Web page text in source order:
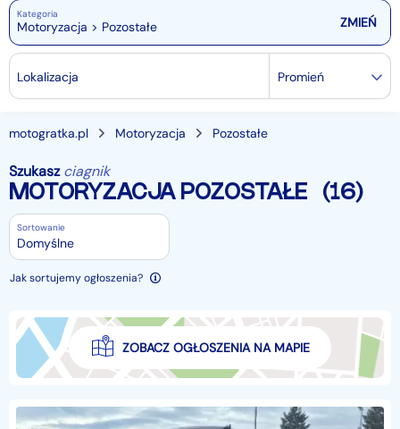
Kategoria
Motoryzacja > Pozostałe
Lokalizacja Promień
motogratka.pl Motoryzacja Pozostałe
Szukasz ciagnik
MOTORYZACJA POZOSTAŁE (16)
Sortowanie
Domyślne
Jak sortujemy ogłoszenia?
ZOBACZ OGŁOSZENIA NA MAPIE